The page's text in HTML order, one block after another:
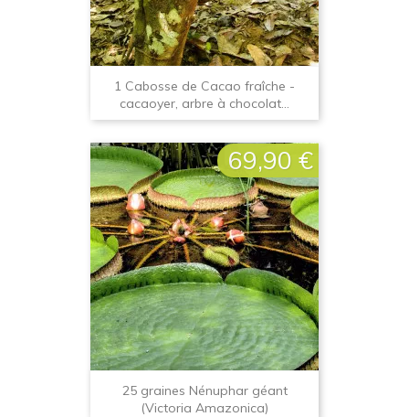
1 Cabosse de Cacao fraîche -
cacaoyer, arbre à chocolat...
25 graines Nénuphar géant
(Victoria Amazonica)
Prix
69,90 €